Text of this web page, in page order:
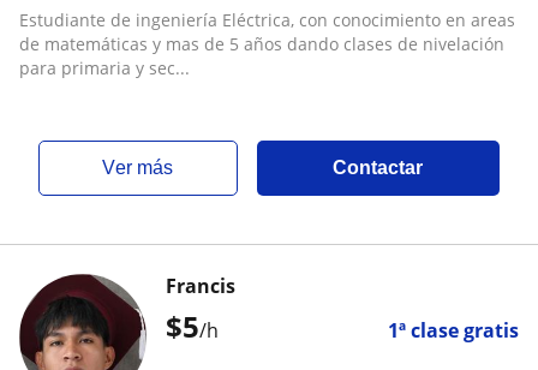
Estudiante de ingeniería Eléctrica, con conocimiento en areas
de matemáticas y mas de 5 años dando clases de nivelación
para primaria y sec...
ver más Contactar
$5/h 1ª clase gratis
Francis